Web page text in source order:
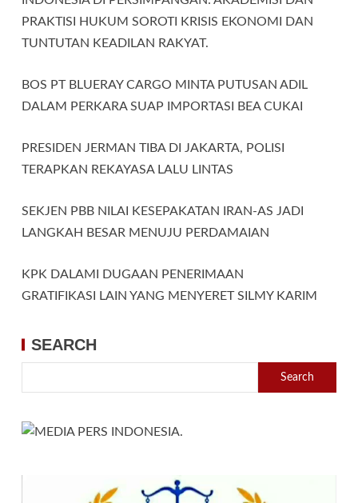
PRAKTISI HUKUM SOROTI KRISIS EKONOMI DAN
TUNTUTAN KEADILAN RAKYAT.
BOS PT BLUERAY CARGO MINTA PUTUSAN ADIL
DALAM PERKARA SUAP IMPORTASI BEA CUKAI
PRESIDEN JERMAN TIBA DI JAKARTA, POLISI
TERAPKAN REKAYASA LALU LINTAS
SEKJEN PBB NILAI KESEPAKATAN IRAN-AS JADI
LANGKAH BESAR MENUJU PERDAMAIAN
KPK DALAMI DUGAAN PENERIMAAN
GRATIFIKASI LAIN YANG MENYERET SILMY KARIM
SEARCH
Search